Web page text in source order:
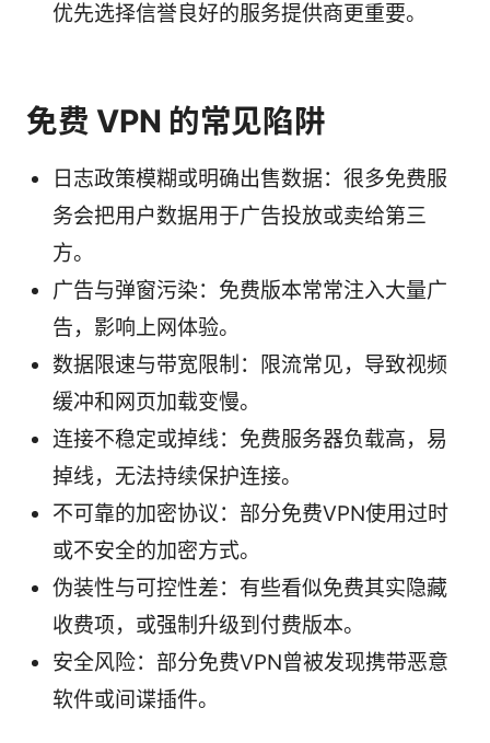
优先选择信誉良好的服务提供商更重要。
免费 VPN 的常见陷阱
日志政策模糊或明确出售数据：很多免费服
务会把用户数据用于广告投放或卖给第三
方。
广告与弹窗污染：免费版本常常注入大量广
告，影响上网体验。
数据限速与带宽限制：限流常见，导致视频
缓冲和网页加载变慢。
连接不稳定或掉线：免费服务器负载高，易
掉线，无法持续保护连接。
不可靠的加密协议：部分免费VPN使用过时
或不安全的加密方式。
伪装性与可控性差：有些看似免费其实隐藏
收费项，或强制升级到付费版本。
安全风险：部分免费VPN曾被发现携带恶意
软件或间谍插件。